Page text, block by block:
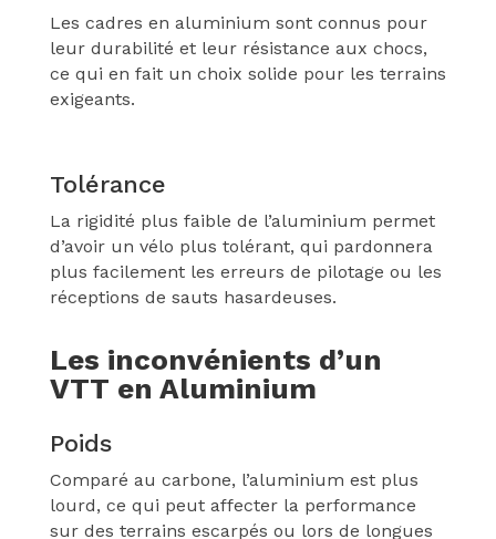
Les cadres en aluminium sont connus pour
leur durabilité et leur résistance aux chocs,
ce qui en fait un choix solide pour les terrains
exigeants.
Tolérance
La rigidité plus faible de l’aluminium permet
d’avoir un vélo plus tolérant, qui pardonnera
plus facilement les erreurs de pilotage ou les
réceptions de sauts hasardeuses.
Les inconvénients d’un
VTT en Aluminium
Poids
Comparé au carbone, l’aluminium est plus
lourd, ce qui peut affecter la performance
sur des terrains escarpés ou lors de longues